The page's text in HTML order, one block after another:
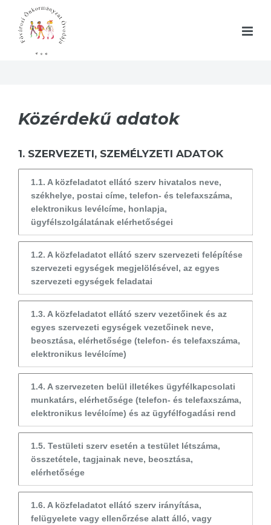
Közérdekű adatok
1. SZERVEZETI, SZEMÉLYZETI ADATOK
1.1. A közfeladatot ellátó szerv hivatalos neve,
székhelye, postai címe, telefon- és telefaxszáma,
elektronikus levélcíme, honlapja,
ügyfélszolgálatának elérhetőségei
1.2. A közfeladatot ellátó szerv szervezeti felépítése
szervezeti egységek megjelölésével, az egyes
szervezeti egységek feladatai
1.3. A közfeladatot ellátó szerv vezetőinek és az
egyes szervezeti egységek vezetőinek neve,
beosztása, elérhetősége (telefon- és telefaxszáma,
elektronikus levélcíme)
1.4. A szervezeten belül illetékes ügyfélkapcsolati
munkatárs, elérhetősége (telefon- és telefaxszáma,
elektronikus levélcíme) és az ügyfélfogadási rend
1.5. Testületi szerv esetén a testület létszáma,
összetétele, tagjainak neve, beosztása,
elérhetősége
1.6. A közfeladatot ellátó szerv irányítása,
felügyelete vagy ellenőrzése alatt álló, vagy